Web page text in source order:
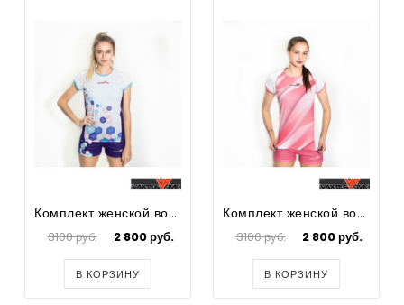
Комплект женской волейбольной формы Cell
3100 руб. 2 800 руб.
В КОРЗИНУ
Комплект женской волейбольной формы Dash
3100 руб. 2 800 руб.
В КОРЗИНУ